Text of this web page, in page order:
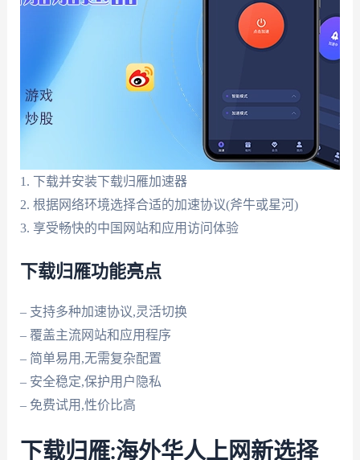
1. 下载并安装下载归雁加速器
2. 根据网络环境选择合适的加速协议(斧牛或星河)
3. 享受畅快的中国网站和应用访问体验
下载归雁功能亮点
– 支持多种加速协议,灵活切换
– 覆盖主流网站和应用程序
– 简单易用,无需复杂配置
– 安全稳定,保护用户隐私
– 免费试用,性价比高
下载归雁:海外华人上网新选择